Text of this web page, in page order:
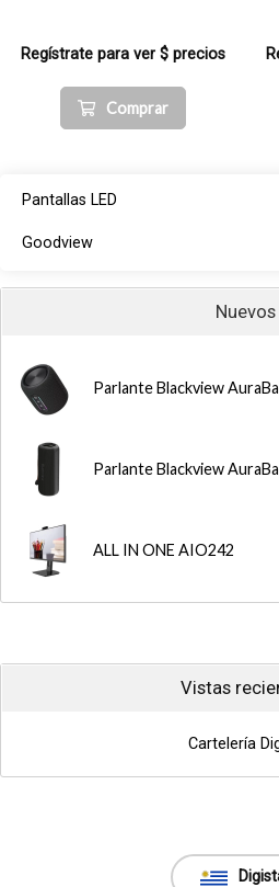
Pantallas LED
Goodview
Nuevos
Parlante Blackview
Parlante Blackview
ALL IN ONE AIO242
Regístrate para ver $ precios
Comprar
Vistas
Cartelería